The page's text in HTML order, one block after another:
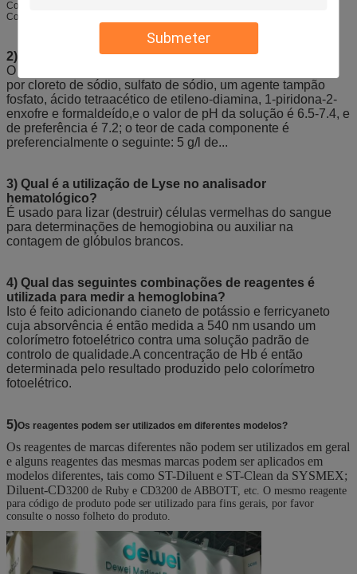
Submeter
Coulter para determinar o tamanho e o volume das célulasO princípio de
Coulter é aplicado utilizando dois elétrodos.
2) Qual é o diluente no analisador de hematologia?
O diluente para o analisador de hematologia é constituído
por cloreto de sódio, sulfato de sódio, um agente tampão
fosfato, ácido tetraacético de etileno-diamina, 1-piridona-2-
enxofre e formaldeído,e o valor de pH da solução é 6.5-7.4, e
de preferência é 7.2; o teor de cada componente é
preferencialmente o seguinte: 5 g/l de...
3) Qual é a utilização de Lyse no analisador
hematológico?
É usado para lizar (destruir) células vermelhas do sangue
para determinações de hemogiobina ou auxiliar na
contagem de glóbulos brancos.
4) Qual das seguintes combinações de reagentes é
utilizada para medir a hemoglobina?
Isto é feito adicionando cianeto de potássio e ferricyaneto
cuja absorvência é então medida a 540 nm usando um
colorímetro fotoelétrico contra uma solução padrão de
controlo de qualidade.A concentração de Hb é então
determinada pelo resultado produzido pelo colorímetro
fotoelétrico.
5)Os reagentes podem ser utilizados em diferentes modelos?
Os reagentes de marcas diferentes não podem ser utilizados em geral
e alguns reagentes das mesmas marcas podem ser aplicados em
modelos diferentes, tais como ST-Diluent e ST-Clean da SYSMEX;
Diluent-CD3200 de Ruby e CD3200 de ABBOTT, etc. O mesmo reagente
para código de produto pode ser utilizado para fins gerais, por favor
consulte o nosso folheto do produto.